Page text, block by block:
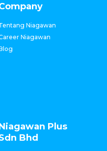
Niagawan
Niagawan
Plus
Bhd